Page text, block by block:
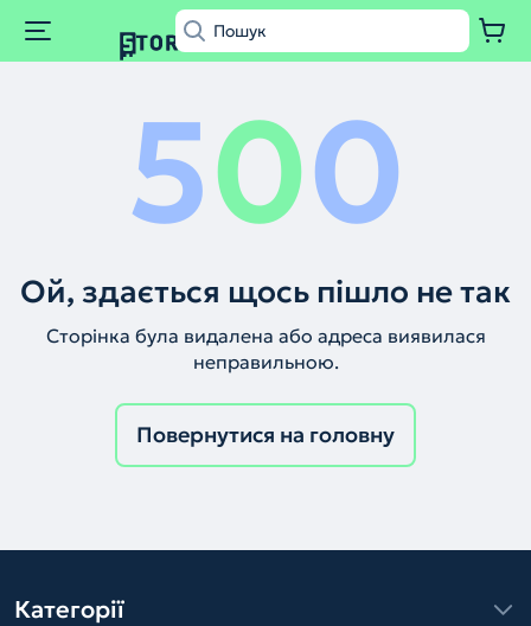
500
Ой, здається щось пішло не так
Сторінка була видалена або адреса виявилася
неправильною.
Повернутися на головну
Категорії